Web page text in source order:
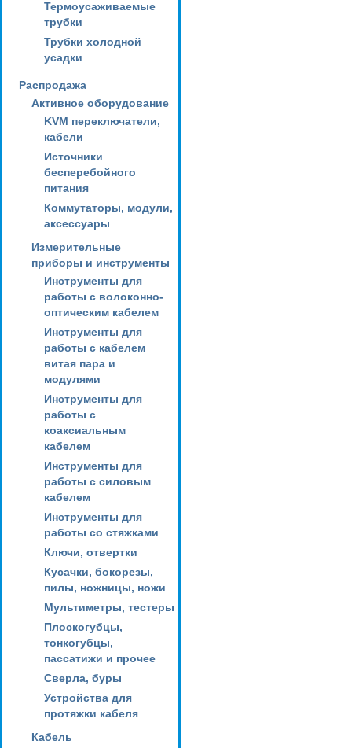
Термоусаживаемые
трубки
Трубки холодной
усадки
Распродажа
Активное оборудование
KVM переключатели,
кабели
Источники
бесперебойного
питания
Коммутаторы, модули,
аксессуары
Измерительные
приборы и инструменты
Инструменты для
работы с волоконно-
оптическим кабелем
Инструменты для
работы с кабелем
витая пара и
модулями
Инструменты для
работы с
коаксиальным
кабелем
Инструменты для
работы с силовым
кабелем
Инструменты для
работы со стяжками
Ключи, отвертки
Кусачки, бокорезы,
пилы, ножницы, ножи
Мультиметры, тестеры
Плоскогубцы,
тонкогубцы,
пассатижи и прочее
Сверла, буры
Устройства для
протяжки кабеля
Кабель